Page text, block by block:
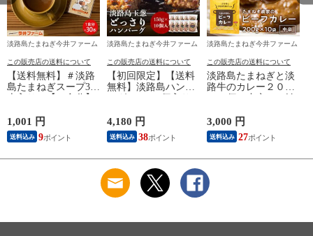
淡路島たまねぎ今井ファーム
この販売店の送料について
【送料無料】＃淡路
島たまねぎスープ30
農家が作った淡路島
たまねぎスープ。個
包装３０食入りで
1,001 円
送料込み 9
淡路島たまねぎ今井ファーム
この販売店の送料について
【初回限定】【送料
無料】淡路島ハンバ
ンバーグ10個＃ プレ
ゼント ギフトセット
ギフト
4,180 円
送料込み 38
淡路島たまねぎ今井ファーム
この販売店の送料について
淡路島たまねぎと淡
路牛のカレー２００
ファーム 10個 10食
セット 通販 ギフト
プレゼント 自宅用
すそ分け グルメ レ
トルトカレー レトル
3,000 円
送料込み 27